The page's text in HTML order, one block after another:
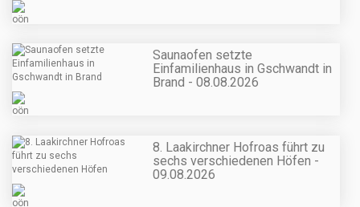
Saunaofen setzte
Einfamilienhaus in Gschwandt in
Brand - 08.08.2026
8. Laakirchner Hofroas führt zu
sechs verschiedenen Höfen -
09.08.2026